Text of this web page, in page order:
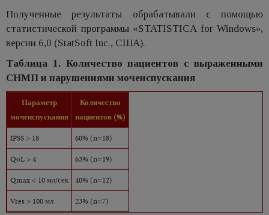
Полученные результаты обрабатывали с помощью
статистической программы «STATISTICA for Windows»,
версии 6,0 (StatSoft Inc., США).
Таблица 1. Количество пациентов с выраженными
СНМП и нарушениями мочеиспускания
Параметр
мочеиспускания
Количество
пациентов (%)
IPSS > 18
60% (n=18)
QоL > 4
63% (n=19)
Qmax < 10 мл/сек
40% (n=12)
Vres > 100 мл
23% (n=7)